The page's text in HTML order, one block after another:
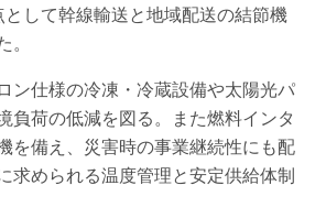
して幹線輸送と地域配送の結節機
ン仕様の冷凍・冷蔵設備や太陽光パ
負荷の低減を図る。また燃料インタ
を備え、災害時の事業継続性にも配
求められる温度管理と安定供給体制